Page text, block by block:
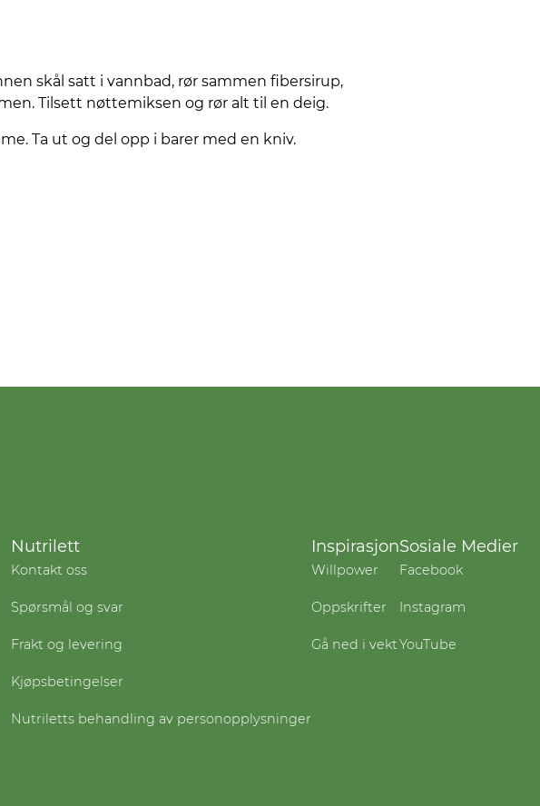
skål satt i vannbad, rør sammen fibersirup,
Tilsett nøttemiksen og rør alt til en deig.
Ta ut og del opp i barer med en kniv.
Nutrilett
Kontakt oss
Spørsmål og svar
Frakt og levering
Kjøpsbetingelser
Nutriletts behandling av personopplysninger
Inspirasjon
Willpower
Oppskrifter
Gå ned i vekt
Sosiale Medier
Facebook
Instagram
YouTube